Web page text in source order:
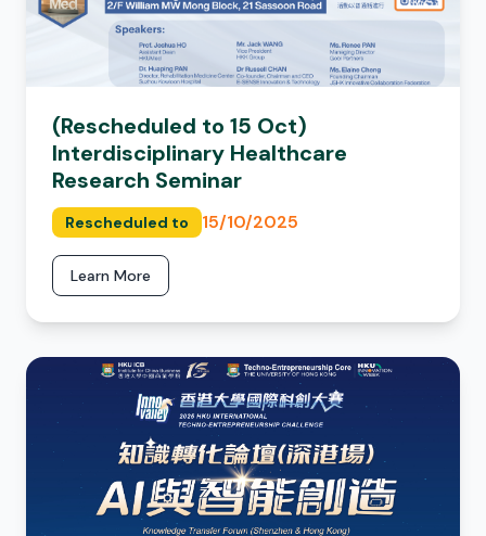
(Rescheduled to 15 Oct)
Interdisciplinary Healthcare
Research Seminar
Rescheduled to 15/10/2025
Learn More